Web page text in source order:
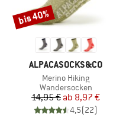
MARKE
ALPACASOCKS&CO
Artikel
Merino Hiking
Produktgruppe
Wandersocken
Preis
14,95 € reduzierter Preis
ab 8,97 €
4,5(22)
Rabatt
bis 40%